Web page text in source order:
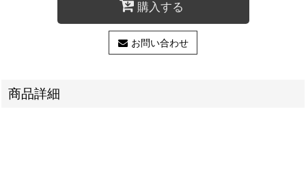
購入する
お問い合わせ
商品詳細